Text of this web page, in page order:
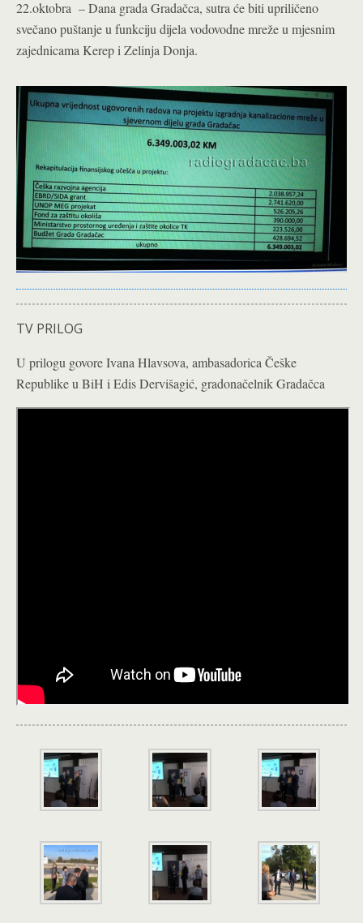
22.oktobra – Dana grada Gradačca, sutra će biti upriličeno
svečano puštanje u funkciju dijela vodovodne mreže u mjesnim
zajednicama Kerep i Zelinja Donja.
TV PRILOG
U prilogu govore Ivana Hlavsova, ambasadorica Češke
Republike u BiH i Edis Dervišagić, gradonačelnik Gradačca